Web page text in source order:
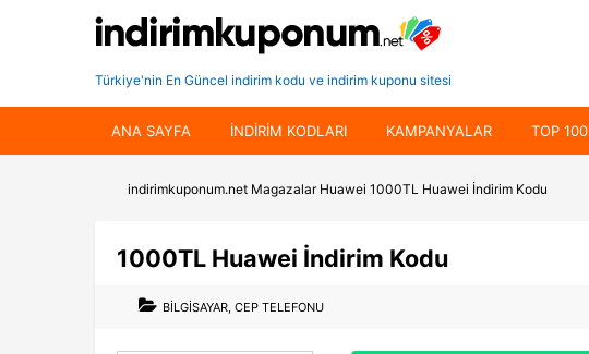
Türkiye'nin En Güncel indirim kodu ve indirim kuponu sitesi
ANA SAYFA INDIRIM KODLARI KAMPANYALAR TOP 100
indirimkuponum.net Magazalar Huawei 1000TL Huawei İndirim Kodu
1000TL Huawei İndirim Kodu
BILGISAYAR CEP TELEFONU